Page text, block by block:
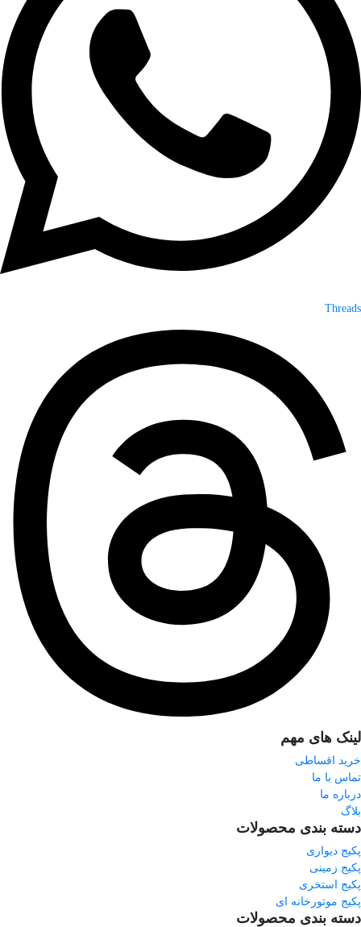
Threads
لینک های مهم
خرید اقساطی
تماس با ما
درباره ما
بلاگ
دسته بندی محصولات
پکیج دیواری
پکیج زمینی
پکیج استخری
پکیج موتورخانه ای
دسته بندی محصولات